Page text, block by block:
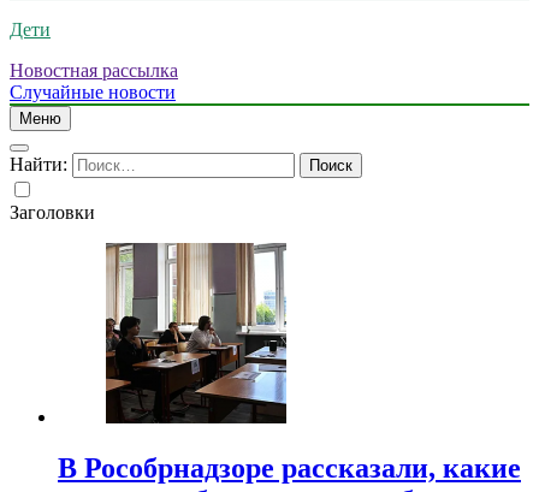
Дети
Новостная рассылка
Случайные новости
Меню
Найти:
Заголовки
В Рособрнадзоре рассказали, какие